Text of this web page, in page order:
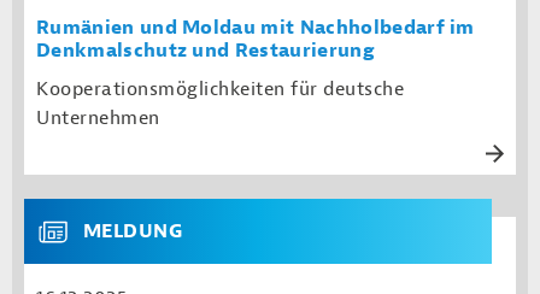
Rumänien und Moldau mit Nachholbedarf im
Denkmalschutz und Restaurierung
Kooperationsmöglichkeiten für deutsche
Unternehmen
MELDUNG